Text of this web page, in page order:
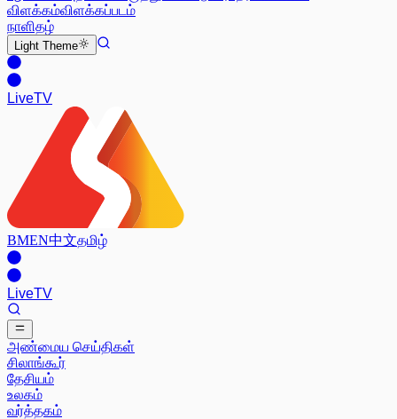
விளக்கம்விளக்கப்படம்
நாளிதழ்
Light Theme
LiveTV
BMEN中文தமிழ்
LiveTV
அண்மைய செய்திகள்
சிலாங்கூர்
தேசியம்
உலகம்
வர்த்தகம்